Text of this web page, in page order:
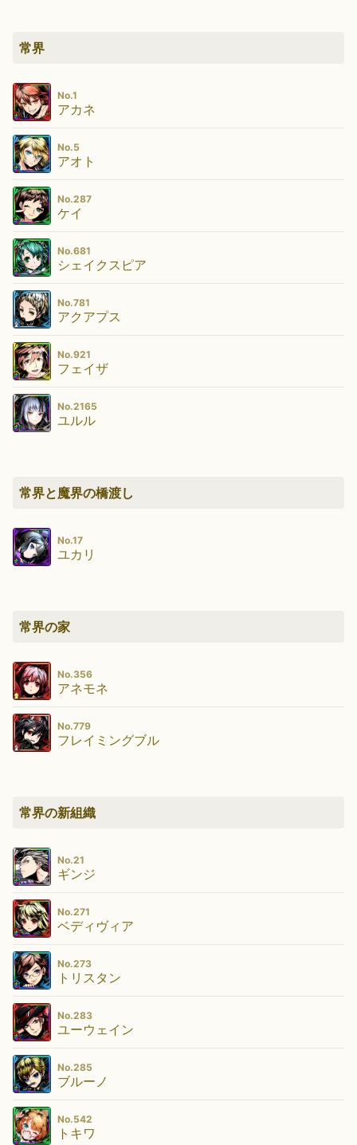
常界
No.1
アカネ
No.5
アオト
No.287
ケイ
No.681
シェイクスピア
No.781
アクアプス
No.921
フェイザ
No.2165
ユルル
常界と魔界の橋渡し
No.17
ユカリ
常界の家
No.356
アネモネ
No.779
フレイミングブル
常界の新組織
No.21
ギンジ
No.271
ベディヴィア
No.273
トリスタン
No.283
ユーウェイン
No.285
ブルーノ
No.542
トキワ